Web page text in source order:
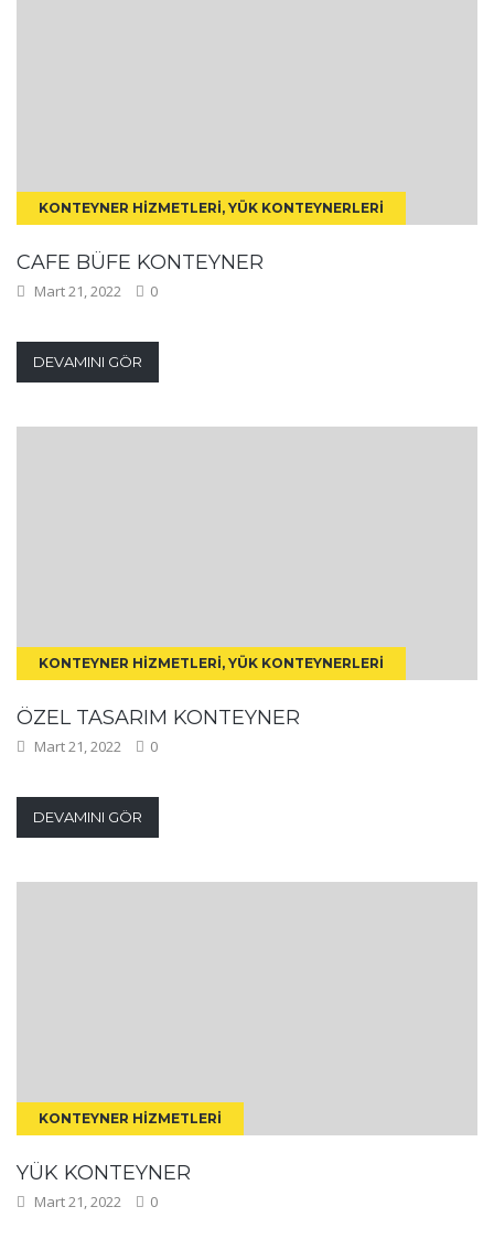
KONTEYNER HIZMETLERI, YÜK KONTEYNERLERI
CAFE BÜFE KONTEYNER
Mart 21, 2022 0
DEVAMINI GÖR
KONTEYNER HIZMETLERI, YÜK KONTEYNERLERI
ÖZEL TASARIM KONTEYNER
Mart 21, 2022 0
DEVAMINI GÖR
KONTEYNER HIZMETLERI
YÜK KONTEYNER
Mart 21, 2022 0